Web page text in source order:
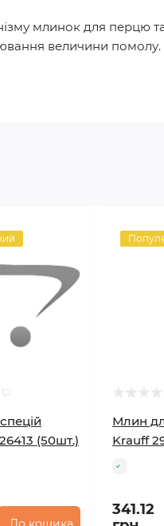
млинок для перцю
величини
(50шт.)
Млин
Krauff
341.12